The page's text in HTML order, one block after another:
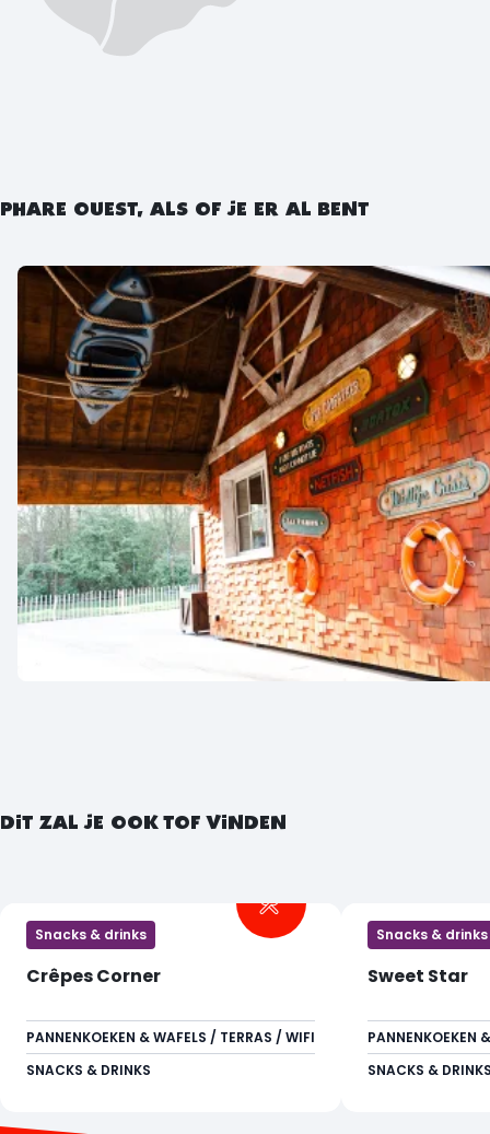
PHARE OUEST, ALS OF JE ER AL BENT
DIT ZAL JE OOK TOF VINDEN
Snacks & drinks
Crêpes Corner
PANNENKOEKEN & WAFELS / TERRAS / WIFI
SNACKS & DRINKS
Snacks & drinks
Sweet Star
PANNENKOEKEN
SNACKS &